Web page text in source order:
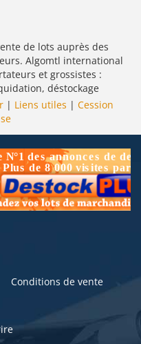
de lots auprès des
Algomtl international
et grossistes :
déstockage
| Liens utiles | Cession
Conditions de vente